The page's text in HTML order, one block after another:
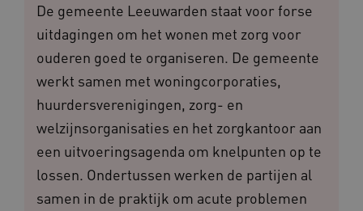
De gemeente Leeuwarden staat voor forse
uitdagingen om het wonen met zorg voor
ouderen goed te organiseren. De gemeente
werkt samen met woningcorporaties,
huurdersverenigingen, zorg- en
welzijnsorganisaties en het zorgkantoor aan
een uitvoeringsagenda om knelpunten op te
lossen. Ondertussen werken de partijen al
samen in de praktijk om acute problemen